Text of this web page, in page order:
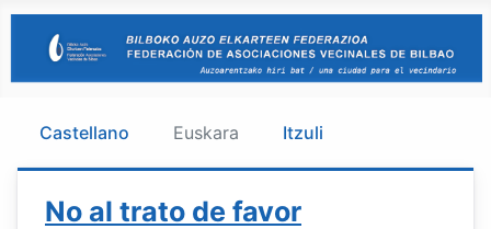
Castellano Euskara Itzuli
No al trato de favor